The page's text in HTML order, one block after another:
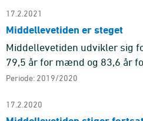
17.2.2021
Middellevetiden er steget
Middellevetiden udvikler sig
79,5 år for mænd og 83,6 år
en stigning på 0,2 år for
Periode: 2019/2020
17.2.2020